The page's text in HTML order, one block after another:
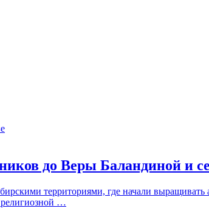
до Веры Баландиной и
территориями, где начали выращивать
…